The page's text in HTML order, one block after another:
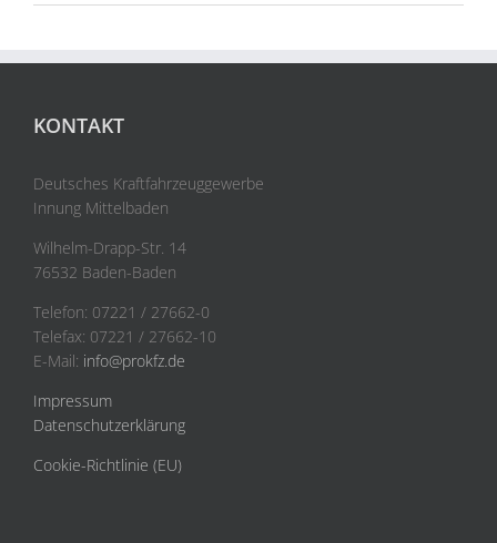
KONTAKT
Deutsches Kraftfahrzeuggewerbe
Innung Mittelbaden
Wilhelm-Drapp-Str. 14
76532 Baden-Baden
Telefon: 07221 / 27662-0
Telefax: 07221 / 27662-10
E-Mail: info@prokfz.de
Impressum
Datenschutzerklärung
Cookie-Richtlinie (EU)